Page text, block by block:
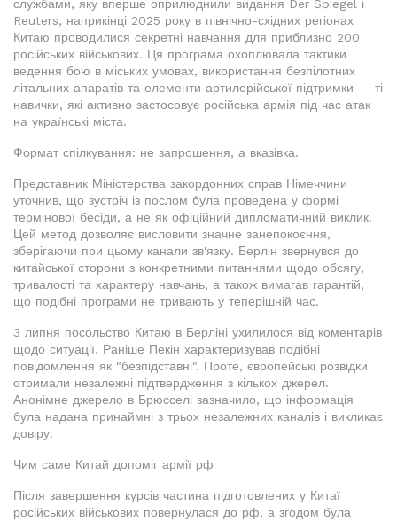
службами, яку вперше оприлюднили видання Der Spiegel і
Reuters, наприкінці 2025 року в північно-східних регіонах
Китаю проводилися секретні навчання для приблизно 200
російських військових. Ця програма охоплювала тактики
ведення бою в міських умовах, використання безпілотних
літальних апаратів та елементи артилерійської підтримки — ті
навички, які активно застосовує російська армія під час атак
на українські міста.
Формат спілкування: не запрошення, а вказівка.
Представник Міністерства закордонних справ Німеччини
уточнив, що зустріч із послом була проведена у формі
термінової бесіди, а не як офіційний дипломатичний виклик.
Цей метод дозволяє висловити значне занепокоєння,
зберігаючи при цьому канали зв'язку. Берлін звернувся до
китайської сторони з конкретними питаннями щодо обсягу,
тривалості та характеру навчань, а також вимагав гарантій,
що подібні програми не тривають у теперішній час.
3 липня посольство Китаю в Берліні ухилилося від коментарів
щодо ситуації. Раніше Пекін характеризував подібні
повідомлення як "безпідставні". Проте, європейські розвідки
отримали незалежні підтвердження з кількох джерел.
Анонімне джерело в Брюсселі зазначило, що інформація
була надана принаймні з трьох незалежних каналів і викликає
довіру.
Чим саме Китай допоміг армії рф
Після завершення курсів частина підготовлених у Китаї
російських військових повернулася до рф, а згодом була